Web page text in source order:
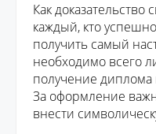
Как
каждый, кто
получить самый
необходимо всего
получение диплома
За оформление
внести